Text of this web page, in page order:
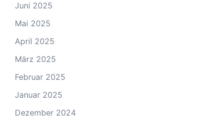
Juni 2025
Mai 2025
April 2025
März 2025
Februar 2025
Januar 2025
Dezember 2024